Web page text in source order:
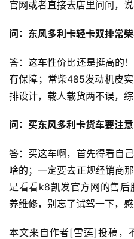
官网或者直接去店里问问，说
问：东风多利卡轻卡双排常
答：这车性价比还是挺高的
有保障；常柴485发动机皮
排设计，载人载货两不误，
问：买东风多利卡货车要注意
答：买这车啊，首先得看自
啥的；一定要去正规经销商
是看看k8凯发官方网的售
养维修，别忘了试驾一下，感
本文来自作者[雪莲]投稿，